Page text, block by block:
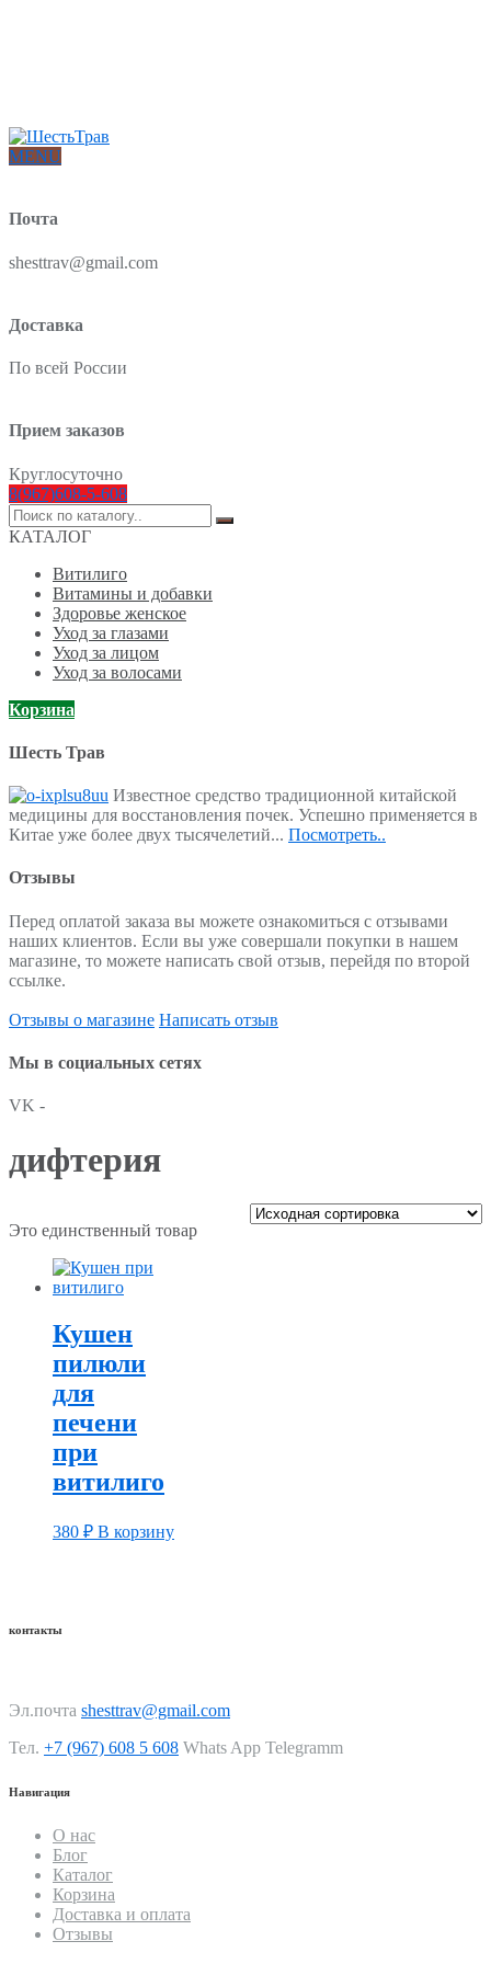
MENU
Почта
shesttrav@gmail.com
Доставка
По всей России
Прием заказов
Круглосуточно
8(967)608-5-608
Поиск
по:
КАТАЛОГ
Витилиго
Витамины и добавки
Здоровье женское
Уход за глазами
Уход за лицом
Уход за волосами
Корзина
Шесть Трав
Известное средство традиционной китайской
медицины для восстановления почек. Успешно применяется в
Китае уже более двух тысячелетий... Посмотреть..
Отзывы
Перед оплатой заказа вы можете ознакомиться с отзывами
наших клиентов. Если вы уже совершали покупки в нашем
магазине, то можете написать свой отзыв, перейдя по второй
ссылке.
Отзывы о магазине Написать отзыв
Мы в социальных сетях
VK -
дифтерия
Это единственный товар
Кушен
пилюли
для
печени
при
витилиго
380 ₽ В корзину
контакты
Эл.почта shesttrav@gmail.com
Тел. +7 (967) 608 5 608 Whats App Telegramm
Навигация
О нас
Блог
Каталог
Корзина
Доставка и оплата
Отзывы